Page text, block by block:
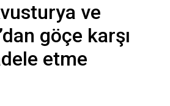
ve
göçe karşı
etme